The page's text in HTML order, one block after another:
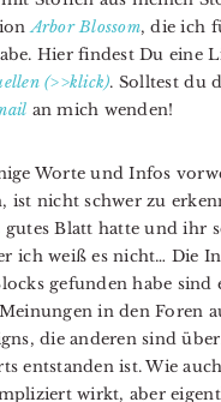
Arbor Blossom, die ich
Hier findest Du eine
(>>klick). Solltest du
an mich wenden!
Worte und Infos
ist nicht schwer zu
Blatt hatte und ihr
ich weiß es nicht…
gefunden habe
in den Foren
die anderen sind
entstanden ist. Wie
wirkt, aber